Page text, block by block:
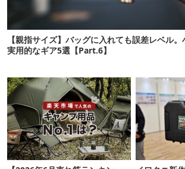
【親指サイズ】バッグに入れても誤差レベル
実用的なギア5選【Part.6】